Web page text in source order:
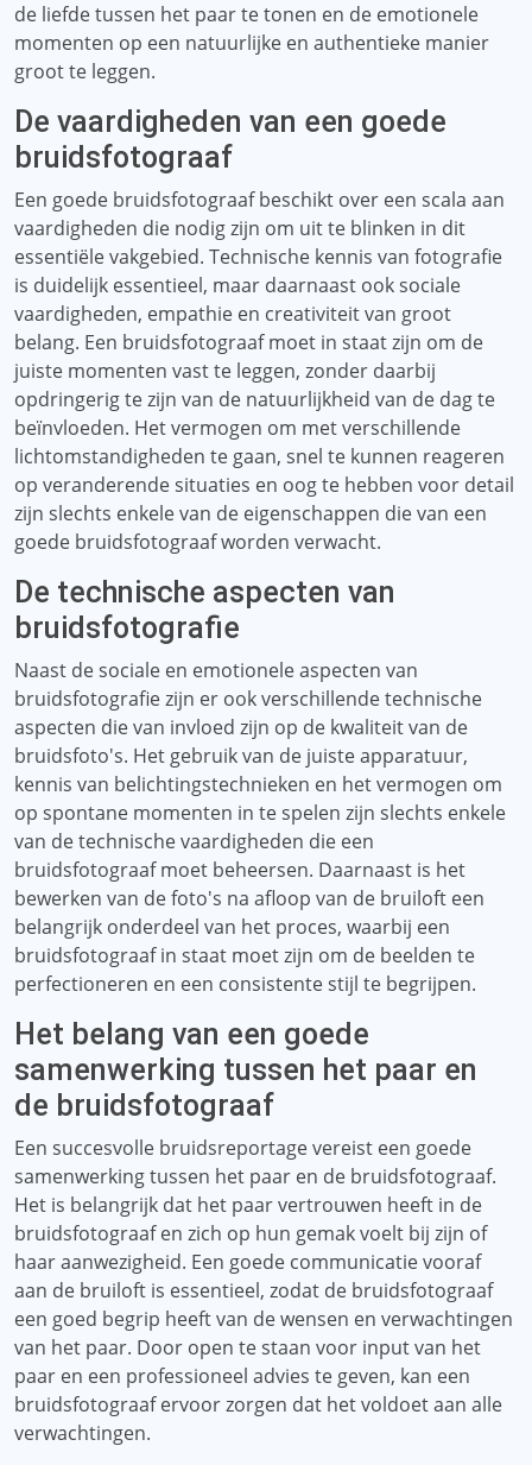
de liefde tussen het paar te tonen en de emotionele
momenten op een natuurlijke en authentieke manier
groot te leggen.
De vaardigheden van een goede
bruidsfotograaf
Een goede bruidsfotograaf beschikt over een scala aan
vaardigheden die nodig zijn om uit te blinken in dit
essentiële vakgebied. Technische kennis van fotografie
is duidelijk essentieel, maar daarnaast ook sociale
vaardigheden, empathie en creativiteit van groot
belang. Een bruidsfotograaf moet in staat zijn om de
juiste momenten vast te leggen, zonder daarbij
opdringerig te zijn van de natuurlijkheid van de dag te
beïnvloeden. Het vermogen om met verschillende
lichtomstandigheden te gaan, snel te kunnen reageren
op veranderende situaties en oog te hebben voor detail
zijn slechts enkele van de eigenschappen die van een
goede bruidsfotograaf worden verwacht.
De technische aspecten van
bruidsfotografie
Naast de sociale en emotionele aspecten van
bruidsfotografie zijn er ook verschillende technische
aspecten die van invloed zijn op de kwaliteit van de
bruidsfoto's. Het gebruik van de juiste apparatuur,
kennis van belichtingstechnieken en het vermogen om
op spontane momenten in te spelen zijn slechts enkele
van de technische vaardigheden die een
bruidsfotograaf moet beheersen. Daarnaast is het
bewerken van de foto's na afloop van de bruiloft een
belangrijk onderdeel van het proces, waarbij een
bruidsfotograaf in staat moet zijn om de beelden te
perfectioneren en een consistente stijl te begrijpen.
Het belang van een goede
samenwerking tussen het paar en
de bruidsfotograaf
Een succesvolle bruidsreportage vereist een goede
samenwerking tussen het paar en de bruidsfotograaf.
Het is belangrijk dat het paar vertrouwen heeft in de
bruidsfotograaf en zich op hun gemak voelt bij zijn of
haar aanwezigheid. Een goede communicatie vooraf
aan de bruiloft is essentieel, zodat de bruidsfotograaf
een goed begrip heeft van de wensen en verwachtingen
van het paar. Door open te staan ​​voor input van het
paar en een professioneel advies te geven, kan een
bruidsfotograaf ervoor zorgen dat het voldoet aan alle
verwachtingen.